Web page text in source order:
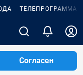
ТЕЛЕПРОГРАММА
Согласен